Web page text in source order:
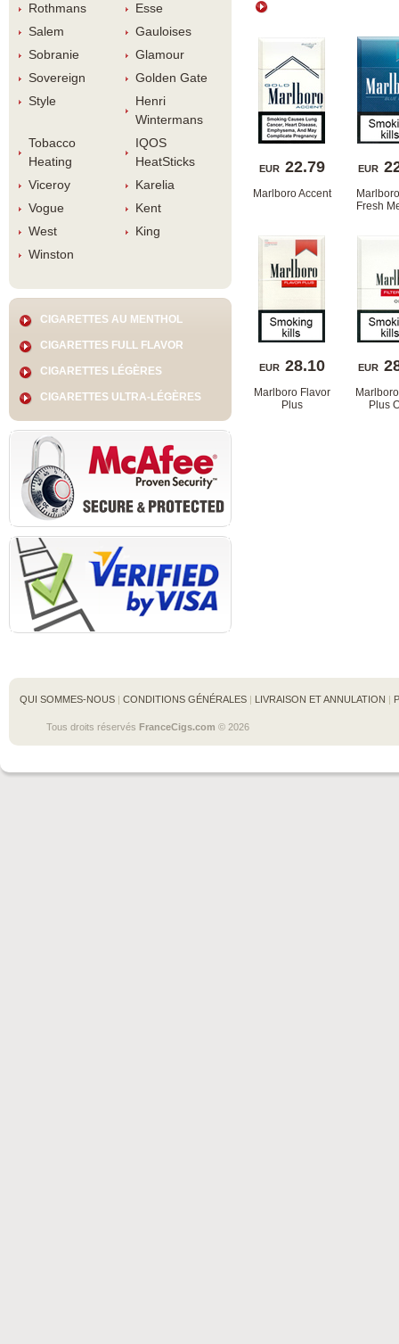
Rothman
Esse
Salem
Gauloise
Sobranie
Glamour
Sovereign
Golden Gate
Style
Henri
Winterman
Tobacco
Heating
IQOS
HeatStick
Viceroy
Karelia
Vogue
Kent
West
King
Winston
CIGARETTES AU MENTHOL
CIGARETTES FULL FLAVOR
CIGARETTES LÉGÈRES
CIGARETTES ULTRA-LÉGÈRES
EUR 22.79
Marlboro Accent
EUR
Fresh
EUR 28.10
Marlboro Flavor
Plu
EUR
Plus
QUI SOMMES-NOUS | CONDITIONS GÉNÉRALES | LIVRAISON ET ANNULATION |
Tous droits réservés FranceCigs.com © 2026